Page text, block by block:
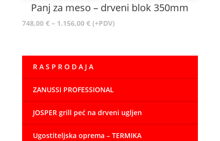
Panj za meso – drveni blok 350mm
748,00 € – 1.156,00 €Raspon
748,00 €
do
1.156,00 €
(+PDV)
R A S P R O D A J A
ZANUSSI PROFESSIONAL
JOSPER grill peć na drveni ugljen
Ugostiteljska oprema – TERMIKA